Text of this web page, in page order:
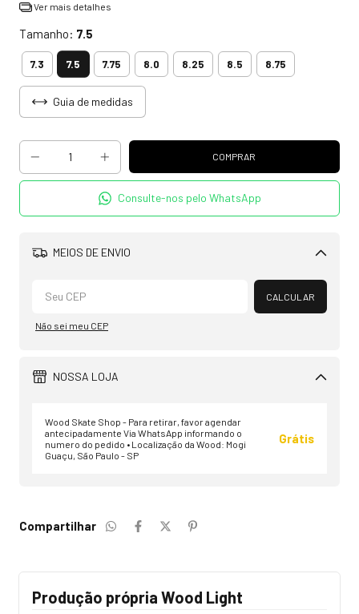
Ver mais detalhes
Tamanho: 7.5
7.3 7.5 7.75 8.0 8.25 8.5 8.75
Guia de medidas
Consulte-nos pelo WhatsApp
MEIOS DE ENVIO
Alterar CEP
CALCULAR
Não sei meu CEP
NOSSA LOJA
Wood Skate Shop - Para retirar, favor agendar
antecipadamente Via WhatsApp informando o
numero do pedido • Localização da Wood: Mogi
Guaçu, São Paulo - SP
Grátis
Compartilhar
Produção própria Wood Light